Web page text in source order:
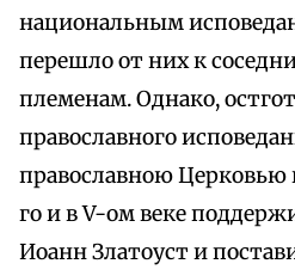
национальным
перешло от них к
племенам. Однако,
православного
православною
го и в V-ом веке
Иоанн Златоуст и